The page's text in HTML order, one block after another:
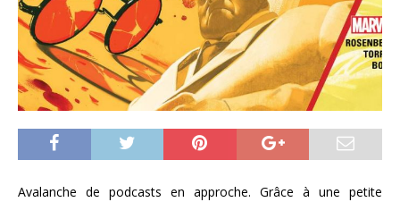
Avalanche de podcasts en approche. Grâce à une petite